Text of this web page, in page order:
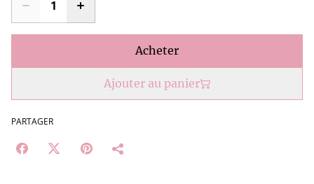
Acheter
Ajouter au panier
PARTAGER